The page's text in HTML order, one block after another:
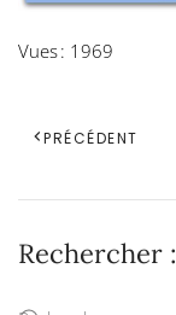
Vues : 1969
PRÉCÉDENT
Rechercher :